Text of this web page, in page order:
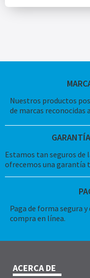
Nuestros productos
de marcas reconocidas
Estamos tan seguros de
ofrecemos una garantía
Paga de forma segura
compra en línea.
ACERCA DE